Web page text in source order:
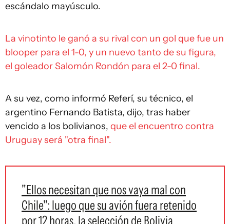
escándalo mayúsculo.
La vinotinto le ganó a su rival con un gol que fue un
blooper para el 1-0, y un nuevo tanto de su figura,
el goleador Salomón Rondón para el 2-0 final.
A su vez, como informó Referí, su técnico, el
argentino Fernando Batista, dijo, tras haber
vencido a los bolivianos, que el encuentro contra
Uruguay será "otra final".
"Ellos necesitan que nos vaya mal con
Chile": luego que su avión fuera retenido
por 12 horas, la selección de Bolivia